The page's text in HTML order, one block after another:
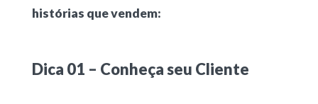
histórias que vendem:
Dica 01 – Conheça seu Cliente